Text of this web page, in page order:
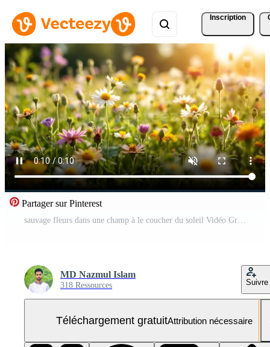
Inscription
Partager sur Pinterest
sauvage fleurs dans une champ à le coucher du soleil Vidéo Gratuite
MD Nazmul Islam
318 Ressources Suivre
Téléchargement gratuitAttribution nécessaire